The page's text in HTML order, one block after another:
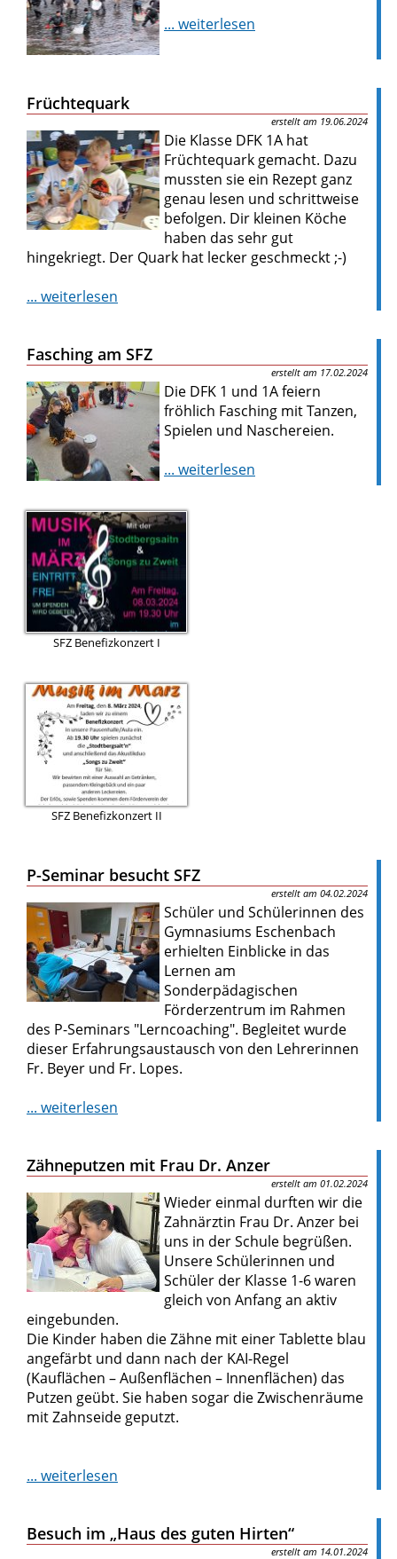
... weiterlesen
Früchtequark
19.06.2024
Die Klasse DFK 1A hat
Früchtequark gemacht. Dazu
mussten sie ein Rezept ganz
genau lesen und schrittweise
befolgen. Dir kleinen Köche
haben das sehr gut
hingekriegt. Der Quark hat lecker geschmeckt ;-)
... weiterlesen
Fasching am SFZ
17.02.2024
Die DFK 1 und 1A feiern
fröhlich Fasching mit Tanzen,
Spielen und Naschereien.
... weiterlesen
SFZ Benefizkonzert I
SFZ Benefizkonzert II
P-Seminar besucht SFZ
04.02.2024
Schüler und Schülerinnen des
Gymnasiums Eschenbach
erhielten Einblicke in das
Lernen am
Sonderpädagischen
Förderzentrum im Rahmen
des P-Seminars "Lerncoaching". Begleitet wurde
dieser Erfahrungsaustausch von den Lehrerinnen
Fr. Beyer und Fr. Lopes.
... weiterlesen
Zähneputzen mit Frau Dr. Anzer
01.02.2024
Wieder einmal durften wir die
Zahnärztin Frau Dr. Anzer bei
uns in der Schule begrüßen.
Unsere Schülerinnen und
Schüler der Klasse 1-6 waren
gleich von Anfang an aktiv
eingebunden.
Die Kinder haben die Zähne mit einer Tablette blau
angefärbt und dann nach der KAI-Regel
(Kauflächen – Außenflächen – Innenflächen) das
Putzen geübt. Sie haben sogar die Zwischenräume
mit Zahnseide geputzt.
... weiterlesen
Besuch im „Haus des guten Hirten“
14.01.2024